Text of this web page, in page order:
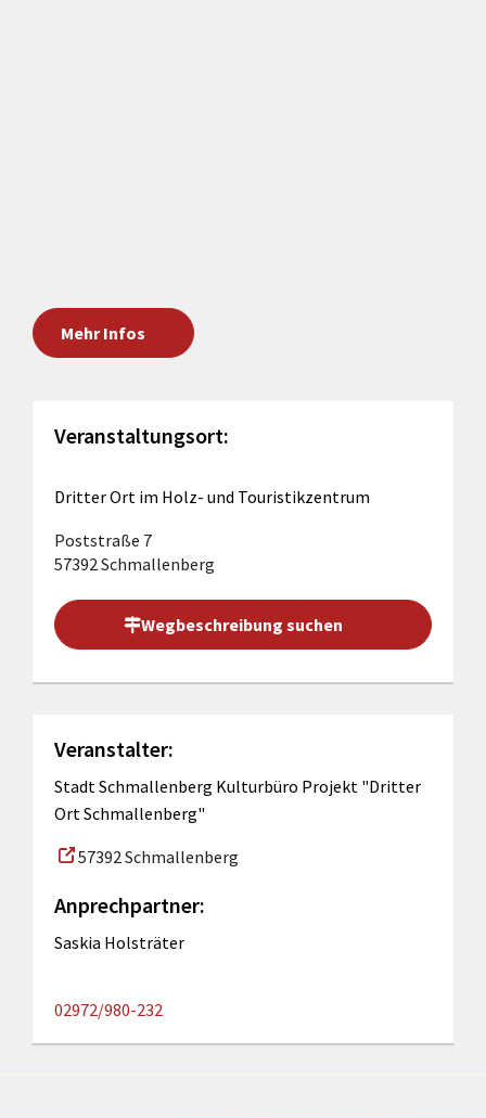
Mehr Infos
Veranstaltungsort:
Dritter Ort im Holz- und Touristikzentrum
Poststraße 7
57392 Schmallenberg
Wegbeschreibung suchen
Veranstalter:
Stadt Schmallenberg Kulturbüro Projekt "Dritter
Ort Schmallenberg"
57392 Schmallenberg
Anprechpartner:
Saskia Holsträter
02972/980-232